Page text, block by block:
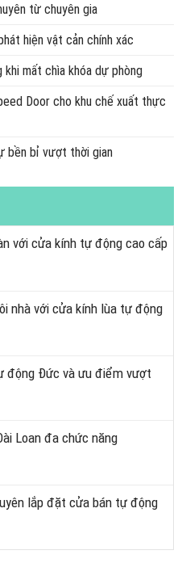
từ chuyên gia
hiện vật cản chính xác
mất chìa khóa dự phòng
Door cho khu chế xuất thực
bền bỉ vượt thời gian
với cửa kính tự động cao cấp
nhà với cửa kính lùa tự động
động Đức và ưu điểm vượt
Loan đa chức năng
lắp đặt cửa bán tự động